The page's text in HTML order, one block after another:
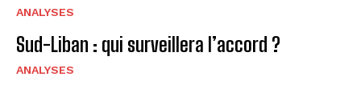
ANALYSES
Sud-Liban : qui surveillera l’accord ?
ANALYSES